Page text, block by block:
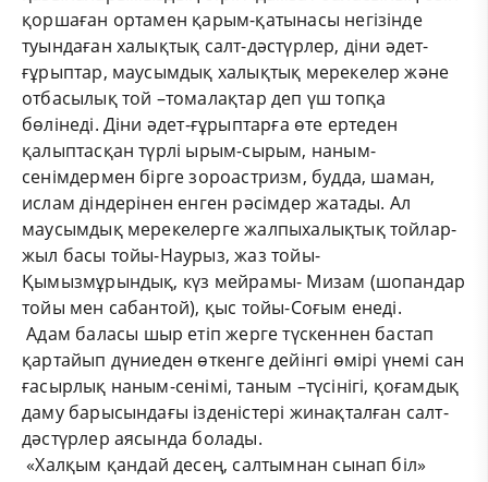
қоршаған ортамен қарым-қатынасы негізінде
туындаған халықтық салт-дәстүрлер, діни әдет-
ғұрыптар, маусымдық халықтық мерекелер және
отбасылық той –томалақтар деп үш топқа
бөлінеді. Діни әдет-ғұрыптарға өте ертеден
қалыптасқан түрлі ырым-сырым, наным-
сенімдермен бірге зороастризм, будда, шаман,
ислам діндерінен енген рәсімдер жатады. Ал
маусымдық мерекелерге жалпыхалықтық тойлар-
жыл басы тойы-Наурыз, жаз тойы-
Қымызмұрындық, күз мейрамы- Мизам (шопандар
тойы мен сабантой), қыс тойы-Соғым енеді.
Адам баласы шыр етіп жерге түскеннен бастап
қартайып дүниеден өткенге дейінгі өмірі үнемі сан
ғасырлық наным-сенімі, таным –түсінігі, қоғамдық
даму барысындағы ізденістері жинақталған салт-
дәстүрлер аясында болады.
«Халқым қандай десең, салтымнан сынап біл»